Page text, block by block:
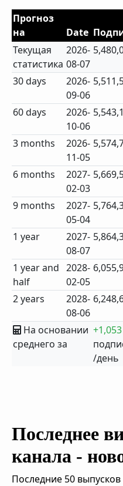
Прогноз
на
Date
Текущая
статистика
2026-
08-07
30 days
2026-
09-06
60 days
2026-
10-06
3 months
2026-
11-05
6 months
2027-
02-03
9 months
2027-
05-04
1 year
2027-
08-07
1 year and
half
2028-
02-05
2 years
2028-
08-06
На основании
среднего за
+1,053
/день
Последнее
канала -
Последние 50 выпусков